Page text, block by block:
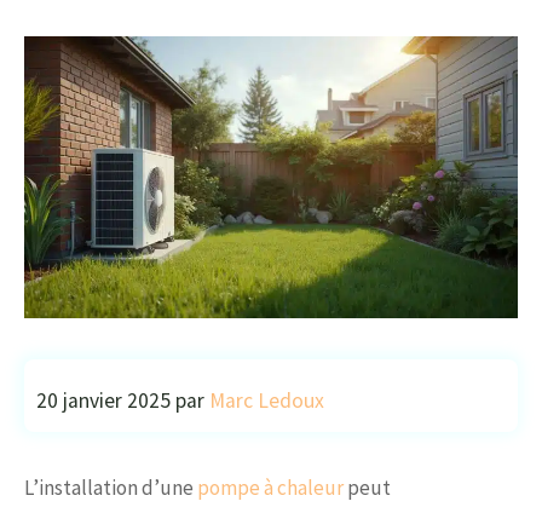
20 janvier 2025 par Marc Ledoux
L’installation d’une pompe à chaleurpeut